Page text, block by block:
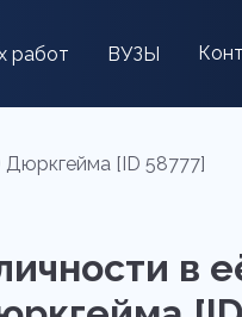
работ ВУЗЫ
[ID 58777]
в